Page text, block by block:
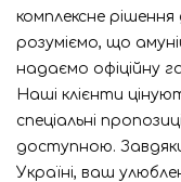
комплексне
розуміємо, що
надаємо офіційну
Наші клієнти
спеціальні
доступною.
Україні, ваш